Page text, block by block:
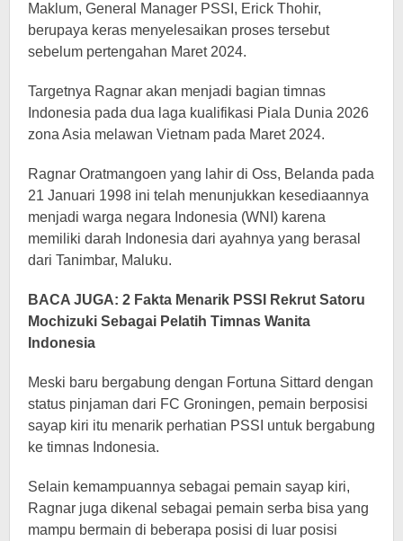
Maklum, General Manager PSSI, Erick Thohir,
berupaya keras menyelesaikan proses tersebut
sebelum pertengahan Maret 2024.
Targetnya Ragnar akan menjadi bagian timnas
Indonesia pada dua laga kualifikasi Piala Dunia 2026
zona Asia melawan Vietnam pada Maret 2024.
Ragnar Oratmangoen yang lahir di Oss, Belanda pada
21 Januari 1998 ini telah menunjukkan kesediaannya
menjadi warga negara Indonesia (WNI) karena
memiliki darah Indonesia dari ayahnya yang berasal
dari Tanimbar, Maluku.
BACA JUGA: 2 Fakta Menarik PSSI Rekrut Satoru
Mochizuki Sebagai Pelatih Timnas Wanita
Indonesia
Meski baru bergabung dengan Fortuna Sittard dengan
status pinjaman dari FC Groningen, pemain berposisi
sayap kiri itu menarik perhatian PSSI untuk bergabung
ke timnas Indonesia.
Selain kemampuannya sebagai pemain sayap kiri,
Ragnar juga dikenal sebagai pemain serba bisa yang
mampu bermain di beberapa posisi di luar posisi